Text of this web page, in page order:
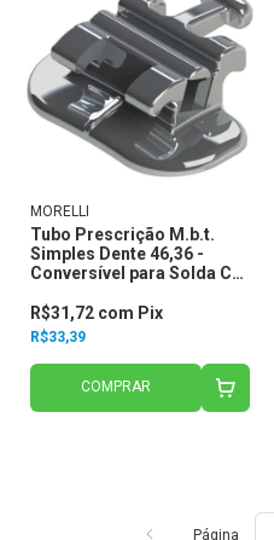
MORELLI
Tubo Prescrição M.b.t.
Simples Dente 46,36 -
Conversível para Solda C/
- Morelli
R$33,39
R$31,72 com Pix
COMPRAR
Página